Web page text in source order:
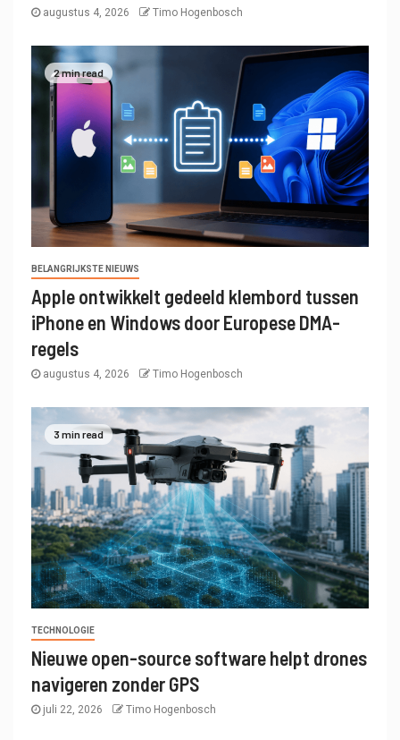
augustus 4, 2026 Timo Hogenbosch
2 min read
BELANGRIJKSTE NIEUWS
Apple ontwikkelt gedeeld klembord tussen
iPhone en Windows door Europese DMA-
regels
augustus 4, 2026 Timo Hogenbosch
3 min read
TECHNOLOGIE
Nieuwe open-source software helpt drones
navigeren zonder GPS
juli 22, 2026 Timo Hogenbosch